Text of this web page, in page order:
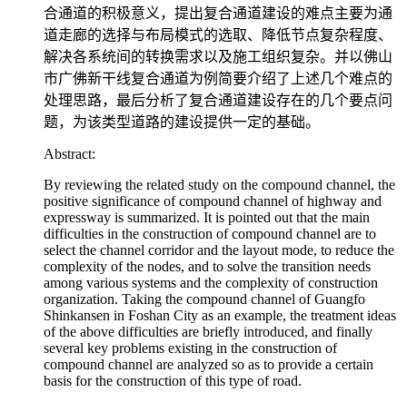
合通道的积极意义，提出复合通道建设的难点主要为通
道走廊的选择与布局模式的选取、降低节点复杂程度、
解决各系统间的转换需求以及施工组织复杂。并以佛山
市广佛新干线复合通道为例简要介绍了上述几个难点的
处理思路，最后分析了复合通道建设存在的几个要点问
题，为该类型道路的建设提供一定的基础。
Abstract:
By reviewing the related study on the compound channel, the
positive significance of compound channel of highway and
expressway is summarized. It is pointed out that the main
difficulties in the construction of compound channel are to
select the channel corridor and the layout mode, to reduce the
complexity of the nodes, and to solve the transition needs
among various systems and the complexity of construction
organization. Taking the compound channel of Guangfo
Shinkansen in Foshan City as an example, the treatment ideas
of the above difficulties are briefly introduced, and finally
several key problems existing in the construction of
compound channel are analyzed so as to provide a certain
basis for the construction of this type of road.